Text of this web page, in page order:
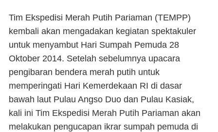
Tim Ekspedisi Merah Putih Pariaman (TEMPP)
kembali akan mengadakan kegiatan spektakuler
untuk menyambut Hari Sumpah Pemuda 28
Oktober 2014. Setelah sebelumnya upacara
pengibaran bendera merah putih untuk
memperingati Hari Kemerdekaan RI di dasar
bawah laut Pulau Angso Duo dan Pulau Kasiak,
kali ini Tim Ekspedisi Merah Putih Pariaman akan
melakukan pengucapan ikrar sumpah pemuda di